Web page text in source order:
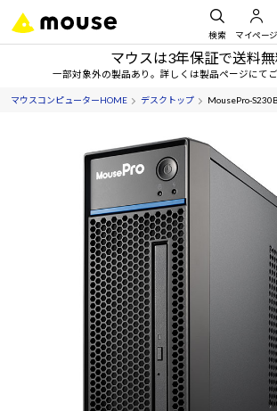
検索 マイページ
マウスは3年保証で送料
一部対象外の製品あり。詳しくは製品ページにてご
マウスコンピューターHOME デスクトップ MousePro-